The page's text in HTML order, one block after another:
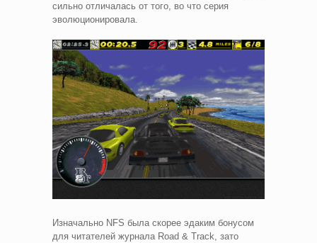
сильно отличалась от того, во что серия
эволюционировала.
Изначально NFS была скорее эдаким бонусом
для читателей журнала Road & Track, зато